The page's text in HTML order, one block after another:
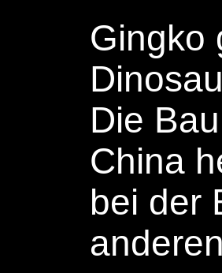
Gingko
Die
China
bei der